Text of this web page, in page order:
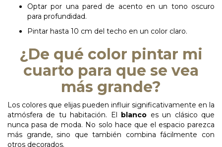
Optar por una pared de acento en un tono oscuro
para profundidad.
Pintar hasta 10 cm del techo en un color claro.
¿De qué color pintar mi
cuarto para que se vea
más grande?
Los colores que elijas pueden influir significativamente en la
atmósfera de tu habitación. El blanco es un clásico que
nunca pasa de moda. No solo hace que el espacio parezca
más grande, sino que también combina fácilmente con
otros decorados.